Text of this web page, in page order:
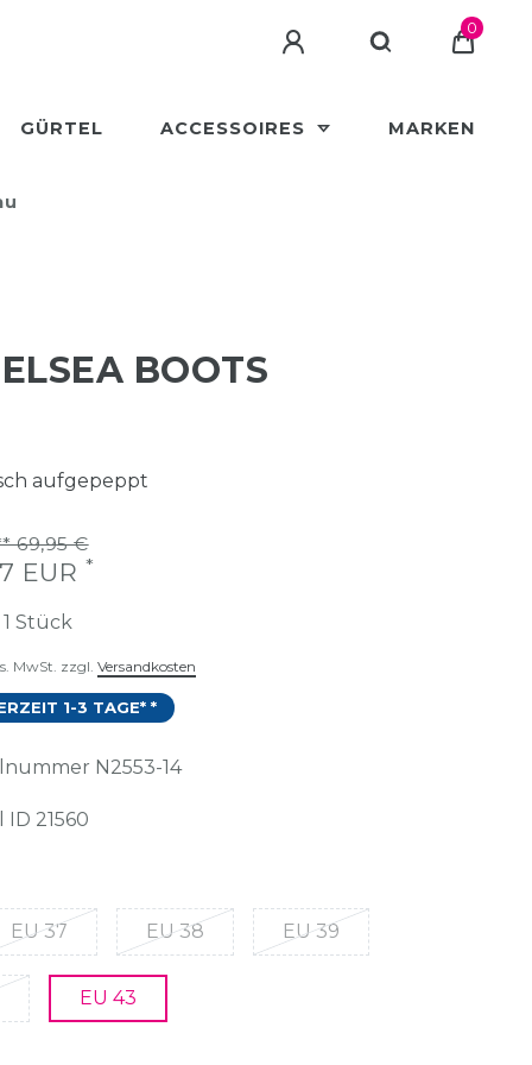
0
GÜRTEL ACCESSOIRES MARKEN
BOOTS
aufgepeppt
69,95 €
EUR *
1 Stück
MwSt. zzgl. Versandkosten
1-3 TAGE* *
N2553-14
ID 21560
EU 37 EU 38 EU 39
EU 43